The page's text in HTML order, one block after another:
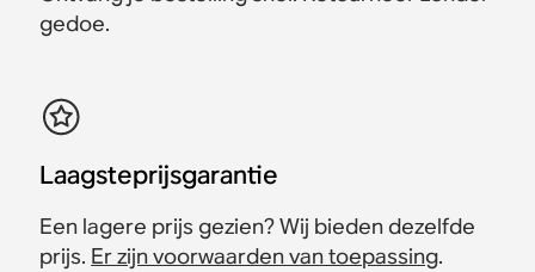
gedoe.
Laagsteprijsgarantie
Een lagere prijs gezien? Wij bieden dezelfde
prijs. Er zijn voorwaarden van toepassing.